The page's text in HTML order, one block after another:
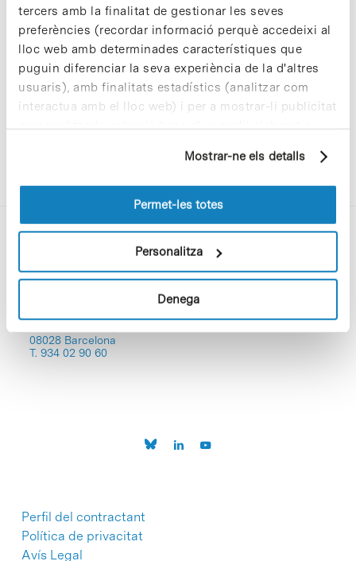
tercers amb la finalitat de gestionar les seves
preferències (recordar informació perquè accedeixi al
lloc web amb determinades característiques que
puguin diferenciar la seva experiència de la d'altres
usuaris), amb finalitats estadístics (analitzar com
interactua amb el lloc web) i per a mostrar-li publicitat
personalitzada sobre la base d'un perfil elaborat a
pàgines visitades). Per a obtenir més informació sobre
les cookies pot consultar laPolítica de cookiesdel
Mostrar-ne els detalls
Permet-les totes
Personalitza
Denega
Sorry, no results were found.
Please try again with different keywords.
08028 Barcelona
T. 934 02 90 60
Perfil del contractant
Política de privacitat
Avís Legal